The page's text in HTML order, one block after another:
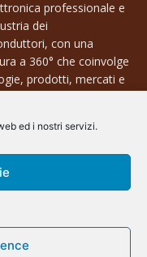
ed i nostri servizi.
professionale e
dei
con una
a 360° che coinvolge
prodotti, mercati e